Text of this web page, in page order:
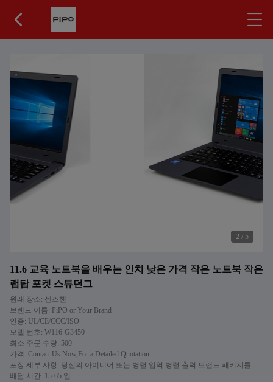
2 / 5
11.6 교육 노트북을 배우는 인치 낮은 가격 작은 노트북 작은
랩탑 포켓 스튜던그
원래 장소: 센즈헨
브랜드 이름: PiPO or Your Brand
인증: UL/CE/CCC/ISO
모델 번호: W116-G3450
최소 주문 수량: 500
가격: Contact Us Now,For a Detailed Quotation
포장 세부 사항: 당신의 아이디어 또는 병렬 입역 병렬 출력 브랜드 패키지를 맞추어주세요
배달 시간: 15-65 일